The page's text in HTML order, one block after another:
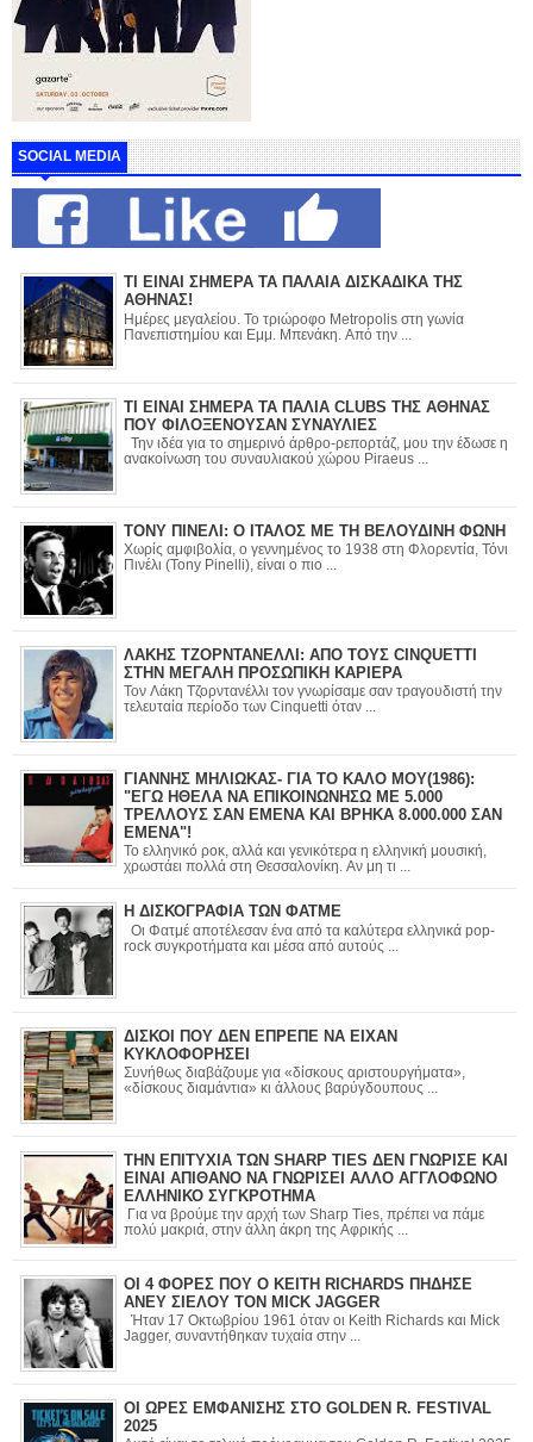
SOCIAL MEDIA
ΤΙ ΕΙΝΑΙ ΣΗΜΕΡΑ ΤΑ ΠΑΛΑΙΑ ΔΙΣΚΑΔΙΚΑ ΤΗΣ
ΑΘΗΝΑΣ!
Ημέρες μεγαλείου. Το τριώροφο Metropolis στη γωνία
Πανεπιστημίου και Εμμ. Μπενάκη. Από την ...
ΤΙ ΕΙΝΑΙ ΣΗΜΕΡΑ ΤΑ ΠΑΛΙΑ CLUBS ΤΗΣ ΑΘΗΝΑΣ
ΠΟΥ ΦΙΛΟΞΕΝΟΥΣΑΝ ΣΥΝΑΥΛΙΕΣ
Την ιδέα για το σημερινό άρθρο-ρεπορτάζ, μου την έδωσε η
ανακοίνωση του συναυλιακού χώρου Piraeus ...
ΤΟΝΥ ΠΙΝΕΛΙ: Ο ΙΤΑΛΟΣ ΜΕ ΤΗ ΒΕΛΟΥΔΙΝΗ ΦΩΝΗ
Χωρίς αμφιβολία, ο γεννημένος το 1938 στη Φλορεντία, Τόνι
Πινέλι (Tony Pinelli), είναι ο πιο ...
ΛΑΚΗΣ ΤΖΟΡΝΤΑΝΕΛΛΙ: ΑΠΟ ΤΟΥΣ CINQUETTI
ΣΤΗΝ ΜΕΓΑΛΗ ΠΡΟΣΩΠΙΚΗ ΚΑΡΙΕΡΑ
Τον Λάκη Τζορντανέλλι τον γνωρίσαμε σαν τραγουδιστή την
τελευταία περίοδο των Cinquetti όταν ...
ΓΙΑΝΝΗΣ ΜΗΛΙΩΚΑΣ- ΓΙΑ ΤΟ ΚΑΛΟ ΜΟΥ(1986):
"ΕΓΩ ΗΘΕΛΑ ΝΑ ΕΠΙΚΟΙΝΩΝΗΣΩ ΜΕ 5.000
ΤΡΕΛΛΟΥΣ ΣΑΝ ΕΜΕΝΑ ΚΑΙ ΒΡΗΚΑ 8.000.000 ΣΑΝ
ΕΜΕΝΑ"!
Το ελληνικό ροκ, αλλά και γενικότερα η ελληνική μουσική,
χρωστάει πολλά στη Θεσσαλονίκη. Αν μη τι ...
Η ΔΙΣΚΟΓΡΑΦΙΑ ΤΩΝ ΦΑΤΜΕ
Οι Φατμέ αποτέλεσαν ένα από τα καλύτερα ελληνικά pop-
rock συγκροτήματα και μέσα από αυτούς ...
ΔΙΣΚΟΙ ΠΟΥ ΔΕΝ ΕΠΡΕΠΕ ΝΑ ΕΙΧΑΝ
ΚΥΚΛΟΦΟΡΗΣΕΙ
Συνήθως διαβάζουμε για «δίσκους αριστουργήματα»,
«δίσκους διαμάντια» κι άλλους βαρύγδουπους ...
ΤΗΝ ΕΠΙΤΥΧΙΑ ΤΩΝ SHARP TIES ΔΕΝ ΓΝΩΡΙΣΕ ΚΑΙ
ΕΙΝΑΙ ΑΠΙΘΑΝΟ ΝΑ ΓΝΩΡΙΣΕΙ ΑΛΛΟ ΑΓΓΛΟΦΩΝΟ
ΕΛΛΗΝΙΚΟ ΣΥΓΚΡΟΤΗΜΑ
Για να βρούμε την αρχή των Sharp Ties, πρέπει να πάμε
πολύ μακριά, στην άλλη άκρη της Αφρικής ...
ΟΙ 4 ΦΟΡΕΣ ΠΟΥ Ο KEITH RICHARDS ΠΗΔΗΣΕ
ΑΝΕΥ ΣΙΕΛΟΥ ΤΟΝ MICK JAGGER
Ήταν 17 Οκτωβρίου 1961 όταν οι Keith Richards και Mick
Jagger, συναντήθηκαν τυχαία στην ...
ΟΙ ΩΡΕΣ ΕΜΦΑΝΙΣΗΣ ΣΤΟ GOLDEN R. FESTIVAL
2025